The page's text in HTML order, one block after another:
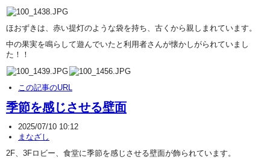
ほおずきは、赤い提灯のような袋を持ち、古くから親しまれています。
中の果実を鳴らして遊んでいたと利用者さんが懐かしがられていまし
た！！
この記事のURL
季節を感じさせる壁面
2025/07/10 10:12
まなざし
2F、3Fロビー、食堂に季節を感じさせる壁面が飾られています。